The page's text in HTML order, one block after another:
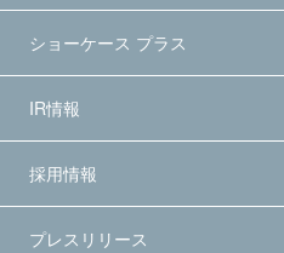
ショーケース プラス
IR情報
採用情報
プレスリリース